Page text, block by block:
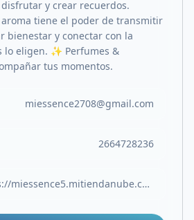
y crear recuerdos.
aroma tiene el poder de transmitir
bienestar y conectar con la
lo eligen. ✨ Perfumes &
tus momentos.
miessence2708@gmail.com
2664728236
https://miessence5.mitiendanube.com/